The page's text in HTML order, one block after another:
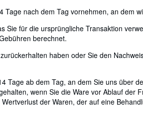
nach dem Tag vornehmen, an dem
Sie für die ursprüngliche Transaktion
berechnet.
haben oder Sie den
Tage ab dem Tag, an dem Sie uns über
wenn Sie die Ware vor Ablauf der
der Waren, der auf eine